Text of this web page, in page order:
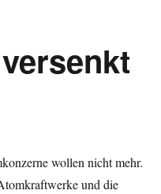
wollen nicht mehr.
und die